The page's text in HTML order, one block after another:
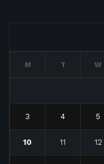
M T W
3 4 5
10 11 12